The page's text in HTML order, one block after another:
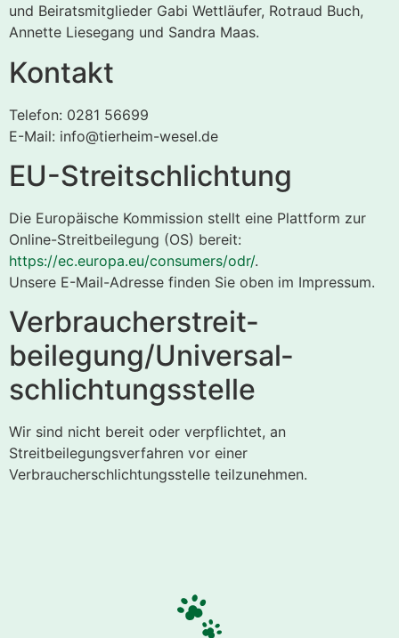
und Beiratsmitglieder Gabi Wettläufer, Rotraud Buch,
Annette Liesegang und Sandra Maas.
Kontakt
Telefon: 0281 56699
E-Mail: info@tierheim-wesel.de
EU-Streitschlichtung
Die Europäische Kommission stellt eine Plattform zur
Online-Streitbeilegung (OS) bereit:
https://ec.europa.eu/consumers/odr/.
Unsere E-Mail-Adresse finden Sie oben im Impressum.
Verbraucher­streit­
beilegung/Universal­
schlichtungs­stelle
Wir sind nicht bereit oder verpflichtet, an
Streitbeilegungsverfahren vor einer
Verbraucherschlichtungsstelle teilzunehmen.